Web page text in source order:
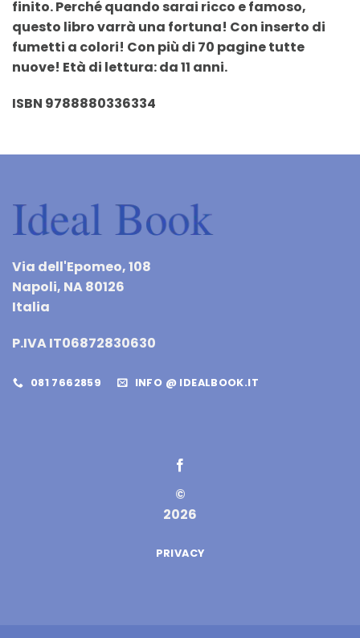
finito. Perché quando sarai ricco e famoso,
questo libro varrà una fortuna! Con inserto di
fumetti a colori! Con più di 70 pagine tutte
nuove! Età di lettura: da 11 anni.
ISBN 9788880336334
Via dell'Epomeo, 108
Napoli, NA 80126
Italia
P.IVA IT06872830630
081 7662859 INFO @ IDEALBOOK.IT
©
2026
PRIVACY